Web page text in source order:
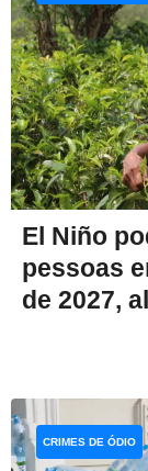
El Niño
pessoas
de 2027,
CRIMES DE ÓDIO